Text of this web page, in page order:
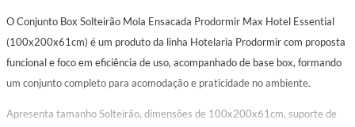
O Conjunto Box Solteirão Mola Ensacada Prodormir Max Hotel Essential
(100x200x61cm) é um produto da linha Hotelaria Prodormir com proposta
funcional e foco em eficiência de uso, acompanhado de base box, formando
um conjunto completo para acomodação e praticidade no ambiente.
Apresenta tamanho Solteirão, dimensões de 100x200x61cm, suporte de